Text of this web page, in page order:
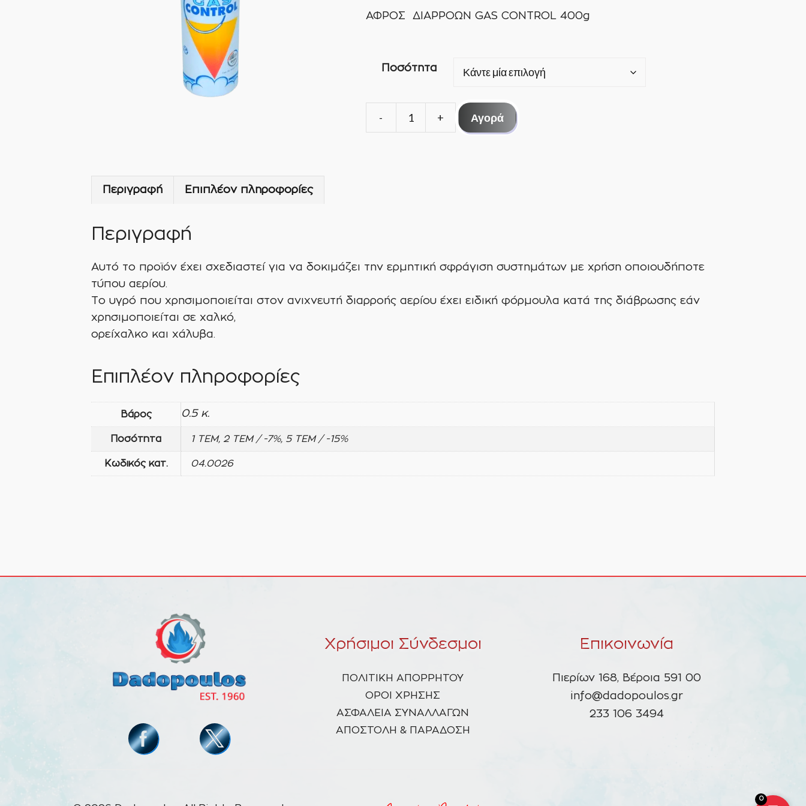
ΑΦΡΟΣ ΔΙΑΡΡΟΩΝ GAS CONTROL 400g
Ποσότητα
Αγορά
Περιγραφή Επιπλέον πληροφορίες
Περιγραφή
Αυτό το προϊόν έχει σχεδιαστεί για να δοκιμάζει την ερμητική σφράγιση συστημάτων με χρήση οποιουδήποτε
τύπου αερίου.
Το υγρό που χρησιμοποιείται στον ανιχνευτή διαρροής αερίου έχει ειδική φόρμουλα κατά της διάβρωσης εάν
χρησιμοποιείται σε χαλκό,
ορείχαλκο και χάλυβα.
Επιπλέον πληροφορίες
Βάρος 0.5 κ.
Ποσότητα 1 ΤΕΜ, 2 ΤΕΜ / -7%, 5 ΤΕΜ / -15%
Κωδικός κατ. 04.0026
Χρήσιμοι Σύνδεσμοι
ΠΟΛΙΤΙΚΗ ΑΠΟΡΡΗΤΟΥ
ΟΡΟΙ ΧΡΗΣΗΣ
ΑΣΦΑΛΕΙΑ ΣΥΝΑΛΛΑΓΩΝ
ΑΠΟΣΤΟΛΗ & ΠΑΡΑΔΟΣΗ
Επικοινωνία
Πιερίων 168, Βέροια 591 00
info@dadopoulos.gr
233 106 3494
0